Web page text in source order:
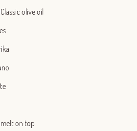
olive oil
on top